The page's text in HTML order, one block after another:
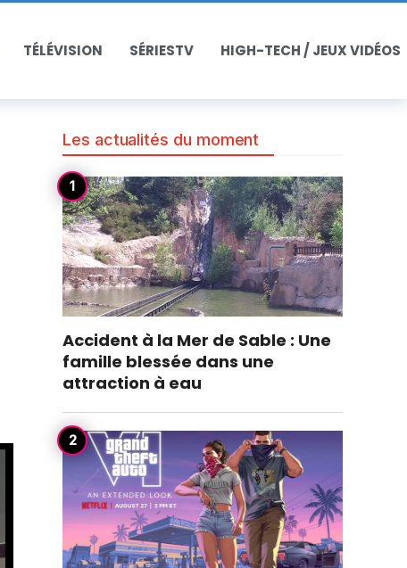
TÉLÉVISION SÉRIESTV HIGH-TECH / JEUX VIDÉOS
Les actualités du moment
Accident à la Mer de Sable : Une
famille blessée dans une
attraction à eau